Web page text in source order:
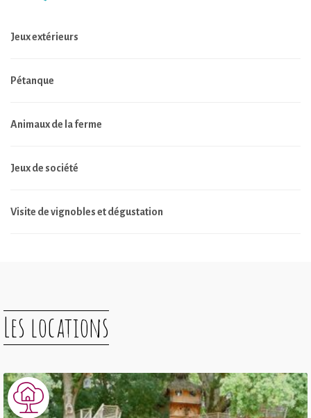
Jeux extérieurs
Pétanque
Animaux de la ferme
Jeux de société
Visite de vignobles et dégustation
Les locations